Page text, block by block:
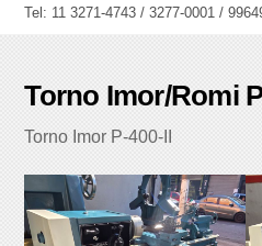
Tel: 11 3271-4743 / 3277-0001 /
Torno Imor/Romi
Torno Imor P-400-II